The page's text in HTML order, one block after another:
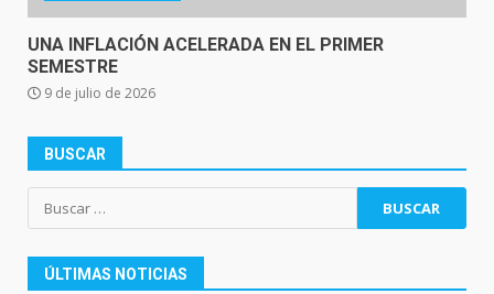
UNA INFLACIÓN ACELERADA EN EL PRIMER
SEMESTRE
9 de julio de 2026
BUSCAR
Buscar:
ÚLTIMAS NOTICIAS